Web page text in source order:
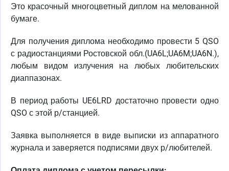
Это красочный многоцветный диплом на мелованной
бумаге.
Для получения диплома необходимо провести 5 QSO
с радиостанциями Ростовской обл.(UA6L;UA6M;UA6N.),
любым видом излучения на любых любительских
диаппазонах.
В период работы UE6LRD достаточно провести одно
QSO с этой р/станцией.
Заявка выполняется в виде выписки из аппаратного
журнала и заверяется подписями двух р/любителей.